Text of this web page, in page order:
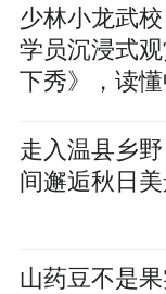
少林小龙武
学员沉浸式
下秀》，读
走入温县乡
间邂逅秋日
山药豆不是